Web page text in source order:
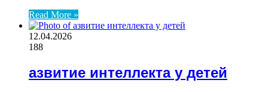
Read More »
12.04.2026
188
азвитие интеллекта у детей